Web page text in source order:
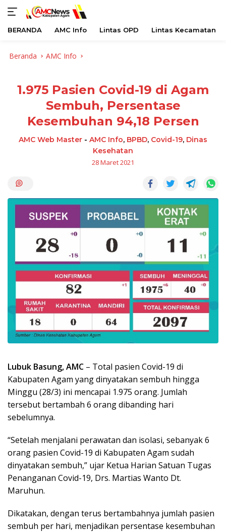
BERANDA AMC Info Lintas OPD Lintas Kecamatan
Beranda AMC Info
1.975 Pasien Covid-19 di Agam
Sembuh, Persentase
Kesembuhan 94,18 Persen
AMC Web Master - AMC Info, BPBD, Covid-19, Dinas
Kesehatan
28 Maret 2021
Lubuk Basung, AMC – Total pasien Covid-19 di
Kabupaten Agam yang dinyatakan sembuh hingga
Minggu (28/3) ini mencapai 1.975 orang. Jumlah
tersebut bertambah 6 orang dibanding hari
sebelumnya.
“Setelah menjalani perawatan dan isolasi, sebanyak 6
orang pasien Covid-19 di Kabupaten Agam sudah
dinyatakan sembuh,” ujar Ketua Harian Satuan Tugas
Penanganan Covid-19, Drs. Martias Wanto Dt.
Maruhun.
Dikatakan, dengan terus bertambahnya jumlah pasien
sembuh per hari, menjadikan persentase kesembuhan